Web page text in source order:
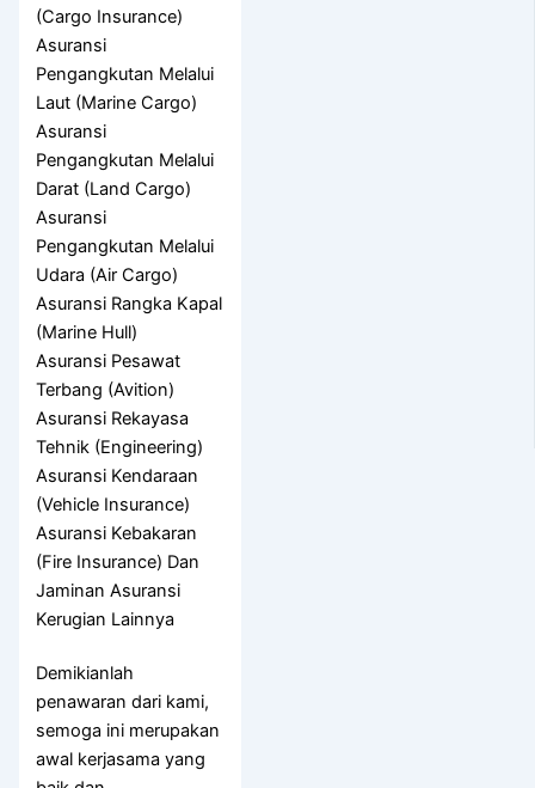
(Cargo Insurance)
Asuransi
Pengangkutan Melalui
Laut (Marine Cargo)
Asuransi
Pengangkutan Melalui
Darat (Land Cargo)
Asuransi
Pengangkutan Melalui
Udara (Air Cargo)
Asuransi Rangka Kapal
(Marine Hull)
Asuransi Pesawat
Terbang (Avition)
Asuransi Rekayasa
Tehnik (Engineering)
Asuransi Kendaraan
(Vehicle Insurance)
Asuransi Kebakaran
(Fire Insurance) Dan
Jaminan Asuransi
Kerugian Lainnya
Demikianlah
penawaran dari kami,
semoga ini merupakan
awal kerjasama yang